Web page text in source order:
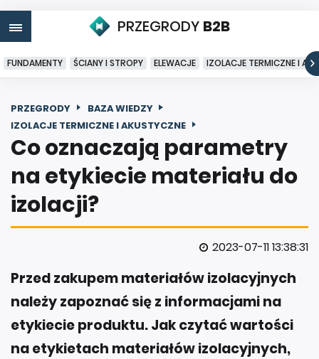
PRZEGRODY B2B
FUNDAMENTY ŚCIANY I STROPY ELEWACJE IZOLACJE TERMICZNE I
PRZEGRODY
BAZA WIEDZY
IZOLACJE TERMICZNE I AKUSTYCZNE
Co oznaczają parametry
na etykiecie materiału do
izolacji?
2023-07-11 13:38:31
Przed zakupem materiałów izolacyjnych
należy zapoznać się z informacjami na
etykiecie produktu. Jak czytać wartości
na etykietach materiałów izolacyjnych,